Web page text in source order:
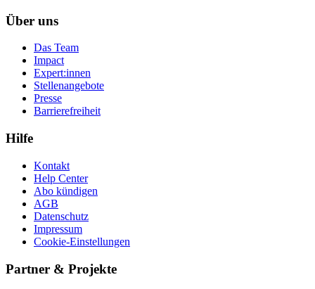
Über uns
Das Team
Impact
Expert:innen
Stellenangebote
Presse
Barrierefreiheit
Hilfe
Kontakt
Help Center
Abo kündigen
AGB
Datenschutz
Impressum
Cookie-Einstellungen
Partner & Projekte